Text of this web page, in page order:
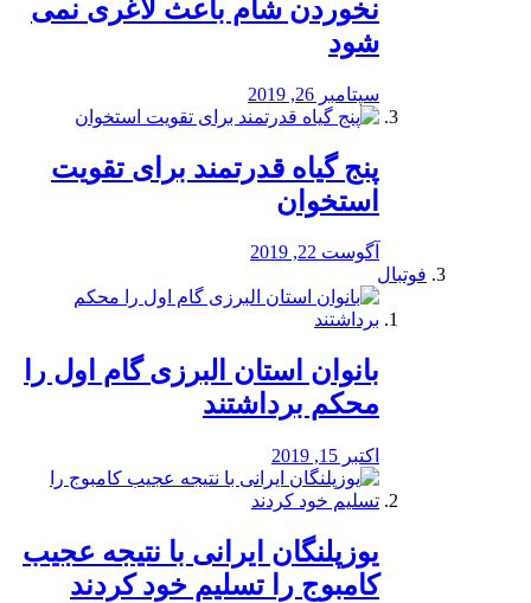
نخوردن شام باعث لاغری نمی
‌شود
سپتامبر 26, 2019
پنج گیاه قدرتمند برای تقویت
استخوان
آگوست 22, 2019
فوتبال
بانوان استان البرزی گام اول را
محكم برداشتند
اکتبر 15, 2019
یوزپلنگان ایرانی با نتیجه عجیب
کامبوج را تسلیم خود کردند